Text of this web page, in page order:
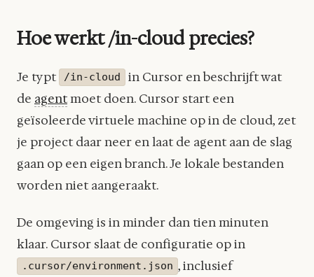
Hoe werkt /in-cloud precies?
Je typt /in-cloud
in Cursor en beschrijft wat
de agentmoet doen. Cursor start een
geïsoleerde virtuele machine op in de cloud, zet
je project daar neer en laat de agent aan de slag
gaan op een eigen branch. Je lokale bestanden
worden niet aangeraakt.
De omgeving is in minder dan tien minuten
klaar. Cursor slaat de configuratie op in
.cursor/environment.json , inclusief